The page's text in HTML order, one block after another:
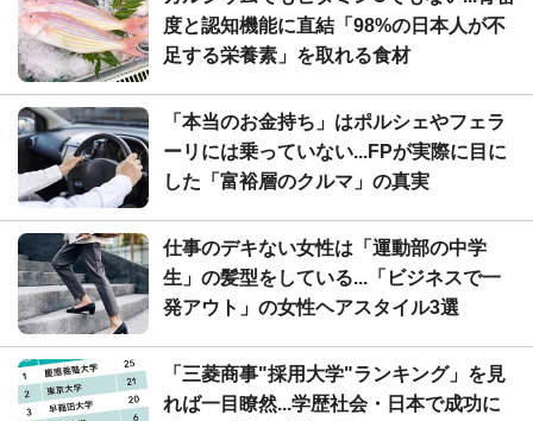
度と認知機能に直結「98%の日本人が不
足する栄養素」を取れる食材
「本当のお金持ち」はポルシェやフェラ
ーリには乗っていない...FPが実際に目に
した「富裕層のクルマ」の真実
仕事のデキない女性は「運動部の中学
生」の髪型をしている...「ビジネスで一
発アウト」の女性ヘアスタイル3選
「三菱商事"採用大学"ランキング」を見
れば一目瞭然...学歴社会・日本で成功に